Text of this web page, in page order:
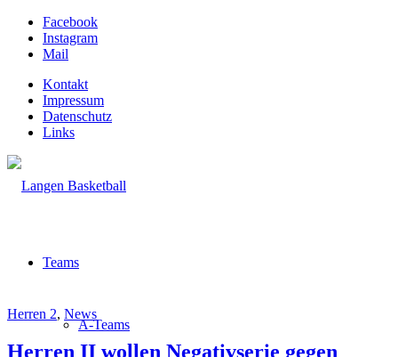
Facebook
Instagram
Mail
Kontakt
Impressum
Datenschutz
Links
Teams
A-Teams
Herren 2, News
Herren II wollen Negativserie gegen